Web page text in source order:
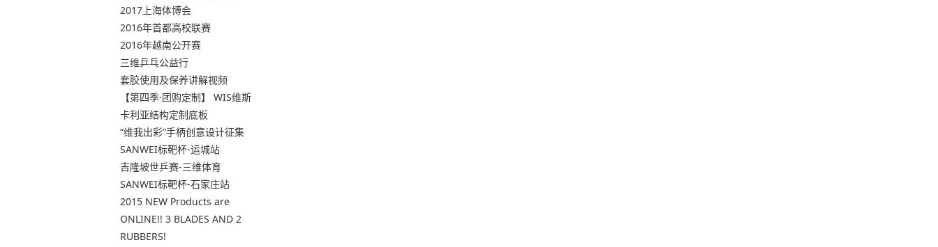
2017上海体博会
2016年首都高校联赛
2016年越南公开赛
三维乒乓公益行
套胶使用及保养讲解视频
【第四季·团购定制】 WIS维斯
卡利亚结构定制底板
“维我出彩”手柄创意设计征集
SANWEI标靶杯-运城站
吉隆坡世乒赛-三维体育
SANWEI标靶杯-石家庄站
2015 NEW Products are
ONLINE!! 3 BLADES AND 2
RUBBERS!